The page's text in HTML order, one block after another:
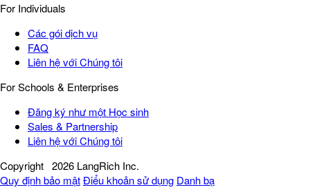
For Individuals
Các gói dịch vụ
FAQ
Liên hệ với Chúng tôi
For Schools & Enterprises
Đăng ký như một Học sinh
Sales & Partnership
Liên hệ với Chúng tôi
Copyright 2026 LangRich Inc.
Quy định bảo mậtĐiểu khoản sử dụng Danh bạ